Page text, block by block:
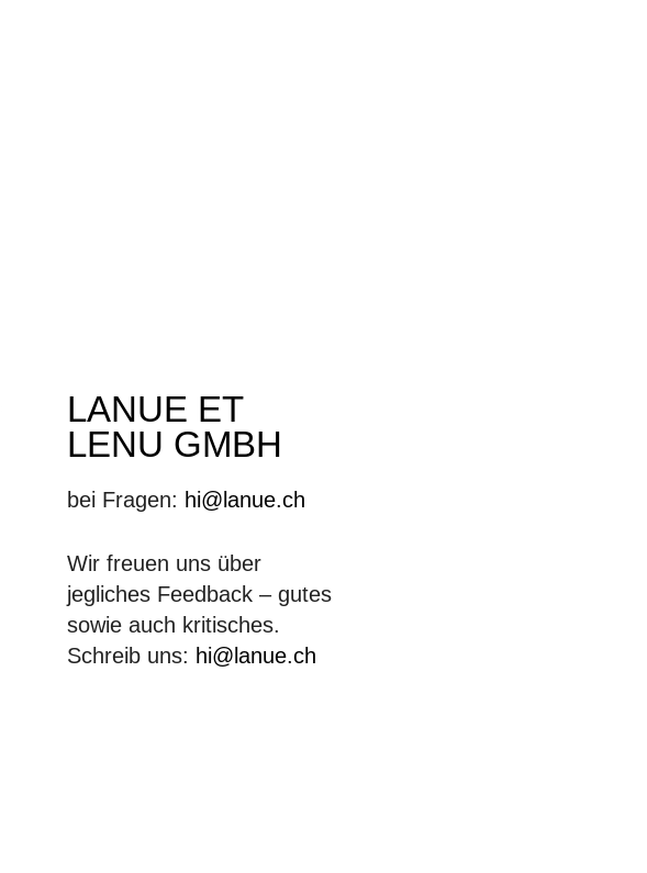
LANUE ET
LENU GMBH
bei Fragen: hi@lanue.ch
Wir freuen uns über
jegliches Feedback – gutes
sowie auch kritisches.
Schreib uns: hi@lanue.ch